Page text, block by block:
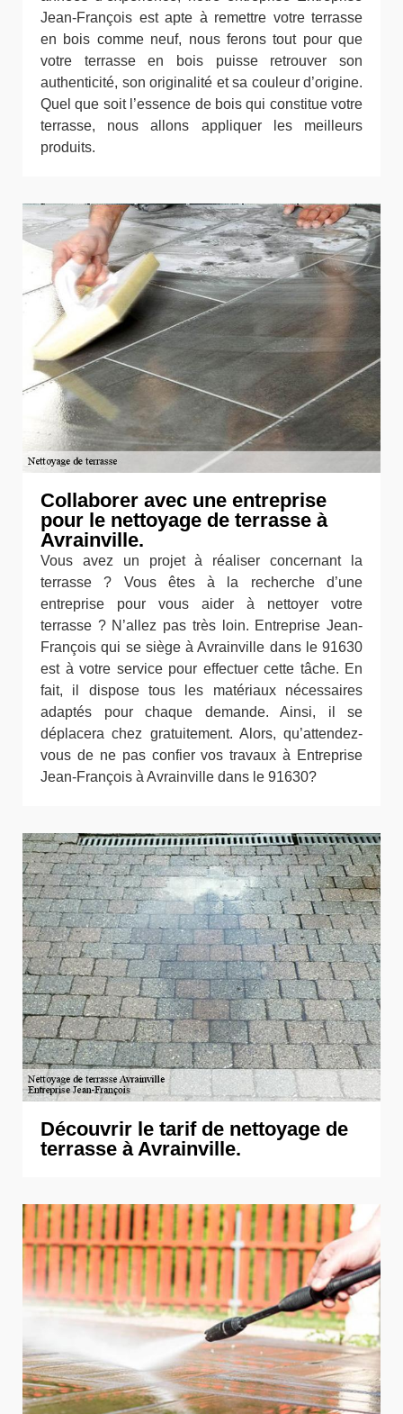
Jean-François est apte à remettre votre terrasse
en bois comme neuf, nous ferons tout pour que
votre terrasse en bois puisse retrouver son
authenticité, son originalité et sa couleur d’origine.
Quel que soit l’essence de bois qui constitue votre
terrasse, nous allons appliquer les meilleurs
produits.
Collaborer avec une entreprise
pour le nettoyage de terrasse à
Avrainville.
Vous avez un projet à réaliser concernant la
terrasse ? Vous êtes à la recherche d’une
entreprise pour vous aider à nettoyer votre
terrasse ? N’allez pas très loin. Entreprise Jean-
François qui se siège à Avrainville dans le 91630
est à votre service pour effectuer cette tâche. En
fait, il dispose tous les matériaux nécessaires
adaptés pour chaque demande. Ainsi, il se
déplacera chez gratuitement. Alors, qu’attendez-
vous de ne pas confier vos travaux à Entreprise
Jean-François à Avrainville dans le 91630?
Découvrir le tarif de nettoyage de
terrasse à Avrainville.